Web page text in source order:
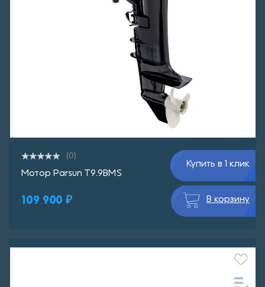
(0)
Мотор Parsun T9.9BMS
109 900 ₽
Купить в 1 клик
В корзину